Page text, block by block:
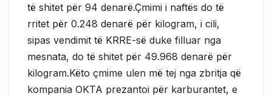
të shitet për 94 denarë.Çmimi i naftës do të
rritet për 0.248 denarë për kilogram, i cili,
sipas vendimit të KRRE-së duke filluar nga
mesnata, do të shitet për 49.968 denarë për
kilogram.Këto çmime ulen më tej nga zbritja që
kompania OKTA prezantoi për karburantet, e